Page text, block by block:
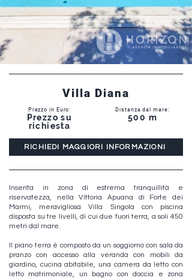
Villa Diana
Prezzo in Euro:
Prezzo su
richiesta
Distanza dal mare:
500 m
RICHIEDI MAGGIORI INFORMAZIONI
Inserita in zona di estrema tranquillità e
riservatezza, nella Vittoria Apuana di Forte dei
Marmi, meravigliosa Villa Singola con piscina
disposta su tre livelli, di cui due fuori terra, a soli 450
metri dal mare.
Il piano terra è composto da un soggiorno con sala da
pranzo con accesso alla veranda con mobili da
giardino, cucina abitabile, una camera da letto con
letto matrimoniale, un bagno con doccia e zona